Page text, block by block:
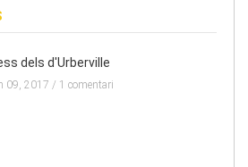
dels d'Urberville
09, 2017 / 1 comentari